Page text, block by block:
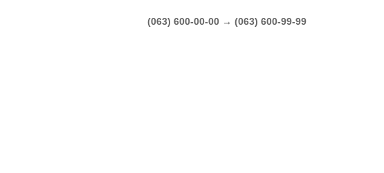
(063) 600-00-00 → (063) 600-99-99